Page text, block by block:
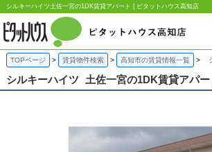
シルキーハイツ土佐一宮の1DK賃貸アパート | ピタットハウス高知店
TOPページ 賃貸物件検索 高知市の賃貸情報一覧
シルキーハイツ 土佐一宮の1DK賃貸アパ